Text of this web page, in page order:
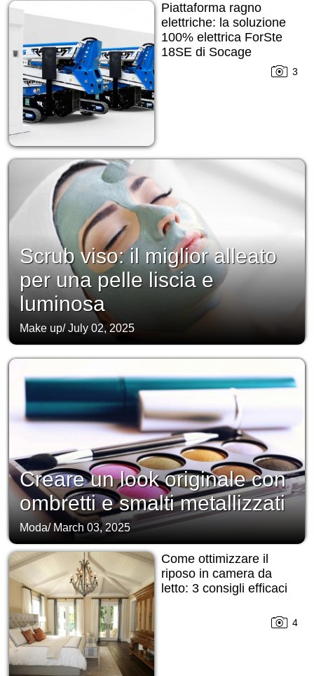
Piattaforma ragno
elettriche: la soluzione
100% elettrica ForSte
18SE di Socage
3
Scrub viso: il miglior alleato
per una pelle liscia e
luminosa
Make up/July 02, 2025
Creare un look originale con
ombretti e smalti metallizzati
Moda/ March 03, 2025
Come ottimizzare il
riposo in camera da
letto: 3 consigli efficaci
4